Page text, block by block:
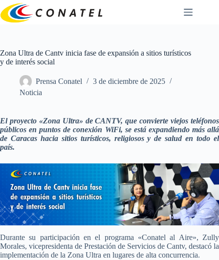
Saltar
al
contenido
Zona Ultra de Cantv inicia fase de expansión a sitios turísticos
y de interés social
Prensa Conatel
3 de diciembre de 2025
Noticia
El proyecto «Zona Ultra» de CANTV, que convierte viejos teléfonos
públicos en puntos de conexión WiFi, se está expandiendo más allá
de Caracas hacia sitios turísticos, religiosos y de salud en todo el
país.
Durante su participación en el programa «Conatel al Aire», Zully
Morales, vicepresidenta de Prestación de Servicios de Cantv, destacó la
implementación de la Zona Ultra en lugares de alta concurrencia.